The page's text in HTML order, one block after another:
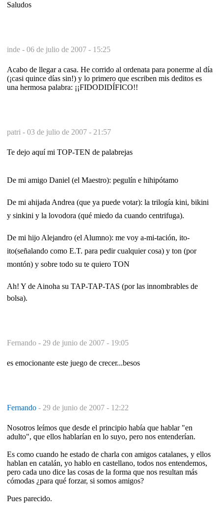
Saludos
inde - 06 de julio de 2007 - 15:25
Acabo de llegar a casa. He corrido al ordenata para ponerme al día
(¡casi quince días sin!) y lo primero que escriben mis deditos es
una hermosa palabra: ¡¡FIDODIDÍFICO!!
patri - 03 de julio de 2007 - 21:57
Te dejo aquí mi TOP-TEN de palabrejas
De mi amigo Daniel (el Maestro): pegulín e hihipótamo
De mi ahijada Andrea (que ya puede votar): la trilogía kini, bikini
y sinkini y la lovodora (qué miedo da cuando centrifuga).
De mi hijo Alejandro (el Alumno): me voy a-mi-tación, ito-
ito(señalando como E.T. para pedir cualquier cosa) y ton (por
montón) y sobre todo su te quiero TON
Ah! Y de Ainoha su TAP-TAP-TAS (por las innombrables de
bolsa).
Fernando - 29 de junio de 2007 - 19:05
es emocionante este juego de crecer...besos
Fernando - 29 de junio de 2007 - 12:22
Nosotros leímos que desde el principio había que hablar "en
adulto", que ellos hablarían en lo suyo, pero nos entenderían.
Es como cuando he estado de charla con amigos catalanes, y ellos
hablan en catalán, yo hablo en castellano, todos nos entendemos,
pero cada uno dice las cosas de la forma que nos resultan más
cómodas ¿para qué forzar, si somos amigos?
Pues parecido.